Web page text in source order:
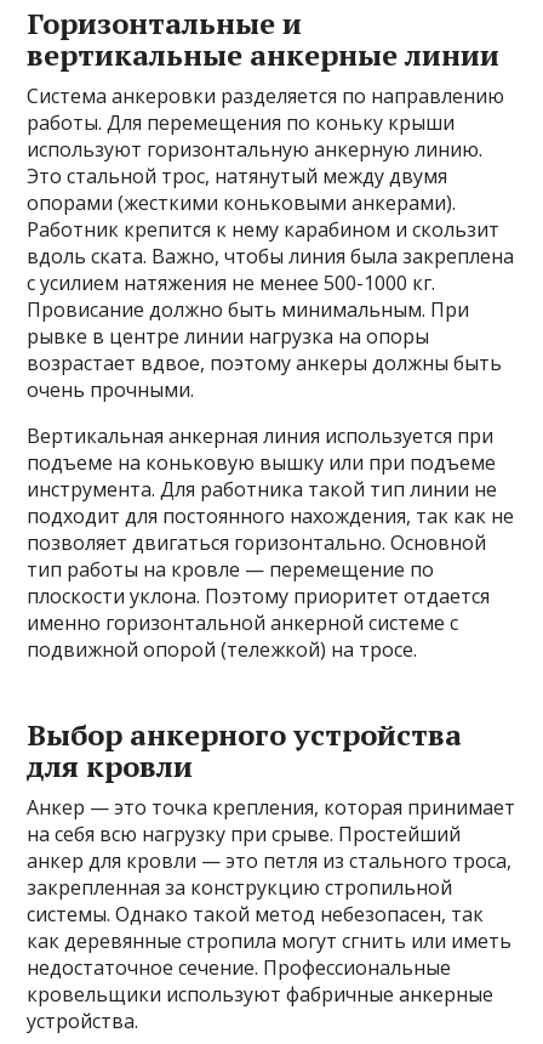
Горизонтальные и
вертикальные анкерные линии
Система анкеровки разделяется по направлению
работы. Для перемещения по коньку крыши
используют горизонтальную анкерную линию.
Это стальной трос, натянутый между двумя
опорами (жесткими коньковыми анкерами).
Работник крепится к нему карабином и скользит
вдоль ската. Важно, чтобы линия была закреплена
с усилием натяжения не менее 500-1000 кг.
Провисание должно быть минимальным. При
рывке в центре линии нагрузка на опоры
возрастает вдвое, поэтому анкеры должны быть
очень прочными.
Вертикальная анкерная линия используется при
подъеме на коньковую вышку или при подъеме
инструмента. Для работника такой тип линии не
подходит для постоянного нахождения, так как не
позволяет двигаться горизонтально. Основной
тип работы на кровле — перемещение по
плоскости уклона. Поэтому приоритет отдается
именно горизонтальной анкерной системе с
подвижной опорой (тележкой) на тросе.
Выбор анкерного устройства
для кровли
Анкер — это точка крепления, которая принимает
на себя всю нагрузку при срыве. Простейший
анкер для кровли — это петля из стального троса,
закрепленная за конструкцию стропильной
системы. Однако такой метод небезопасен, так
как деревянные стропила могут сгнить или иметь
недостаточное сечение. Профессиональные
кровельщики используют фабричные анкерные
устройства.